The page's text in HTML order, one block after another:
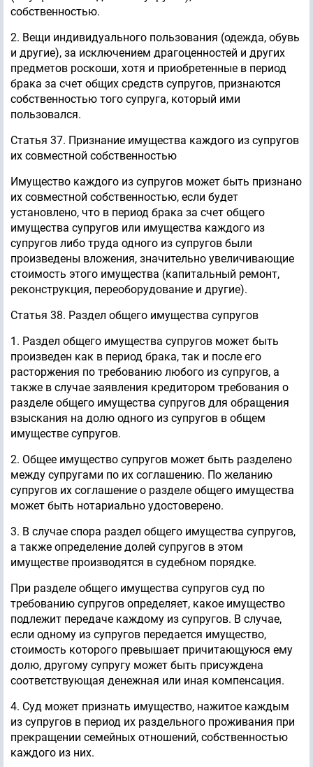
собственностью.
2. Вещи индивидуального пользования (одежда, обувь
и другие), за исключением драгоценностей и других
предметов роскоши, хотя и приобретенные в период
брака за счет общих средств супругов, признаются
собственностью того супруга, который ими
пользовался.
Статья 37. Признание имущества каждого из супругов
их совместной собственностью
Имущество каждого из супругов может быть признано
их совместной собственностью, если будет
установлено, что в период брака за счет общего
имущества супругов или имущества каждого из
супругов либо труда одного из супругов были
произведены вложения, значительно увеличивающие
стоимость этого имущества (капитальный ремонт,
реконструкция, переоборудование и другие).
Статья 38. Раздел общего имущества супругов
1. Раздел общего имущества супругов может быть
произведен как в период брака, так и после его
расторжения по требованию любого из супругов, а
также в случае заявления кредитором требования о
разделе общего имущества супругов для обращения
взыскания на долю одного из супругов в общем
имуществе супругов.
2. Общее имущество супругов может быть разделено
между супругами по их соглашению. По желанию
супругов их соглашение о разделе общего имущества
может быть нотариально удостоверено.
3. В случае спора раздел общего имущества супругов,
а также определение долей супругов в этом
имуществе производятся в судебном порядке.
При разделе общего имущества супругов суд по
требованию супругов определяет, какое имущество
подлежит передаче каждому из супругов. В случае,
если одному из супругов передается имущество,
стоимость которого превышает причитающуюся ему
долю, другому супругу может быть присуждена
соответствующая денежная или иная компенсация.
4. Суд может признать имущество, нажитое каждым
из супругов в период их раздельного проживания при
прекращении семейных отношений, собственностью
каждого из них.